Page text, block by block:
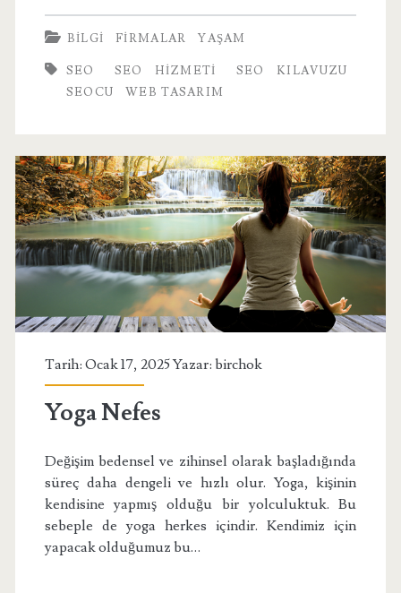
Doğuşu
BILGI FIRMALAR YAŞAM
SEO SEO HIZMETI
SEO KILAVUZU
SEOCU
WEB TASARIM
Tarih: Ocak 17, 2025 Yazar: birchok
Yoga Nefes
Değişim bedensel ve zihinsel olarak başladığında
süreç daha dengeli ve hızlı olur. Yoga, kişinin
kendisine yapmış olduğu bir yolculuktuk. Bu
sebeple de yoga herkes içindir. Kendimiz için
yapacak olduğumuz bu…